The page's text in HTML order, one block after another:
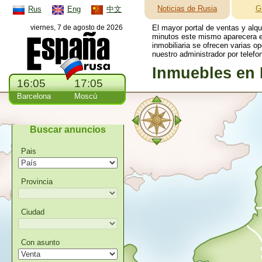
Rus Eng 中文 Noticias de Rusia
viernes, 7 de agosto de 2026
16:05
Barcelona
17:05
Moscú
El mayor portal de ventas y
minutos este mismo aparecera
inmobiliaria se ofrecen varias
nuestro administrador por
Inmuebles en
Buscar anuncios
Pais
Provincia
Ciudad
Con asunto